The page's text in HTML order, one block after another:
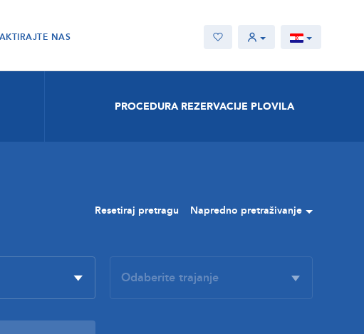
NAS
PROCEDURA REZERVACIJE PLOVILA
Resetiraj pretragu Napredno pretraživanje